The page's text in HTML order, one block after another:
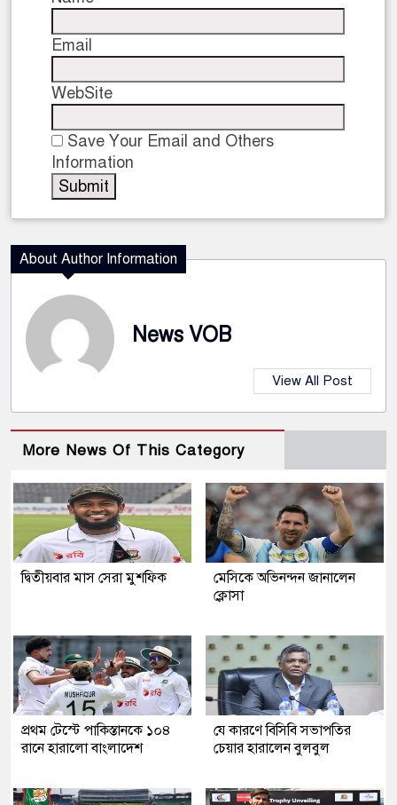
Email
WebSite
Save Your Email and Others
Information
About Author Information
News VOB
View All Post
More News Of This Category
দ্বিতীয়বার মাস সেরা মুশফিক
মেসিকে অভিনন্দন জানালেন
ক্লোসা
প্রথম টেস্টে পাকিস্তানকে ১০৪
রানে হারালো বাংলাদেশ
যে কারণে বিসিবি সভাপতির
চেয়ার হারালেন বুলবুল